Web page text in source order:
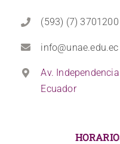
(593) (7) 3701200
info@unae.edu.ec
Av.
Ecuador